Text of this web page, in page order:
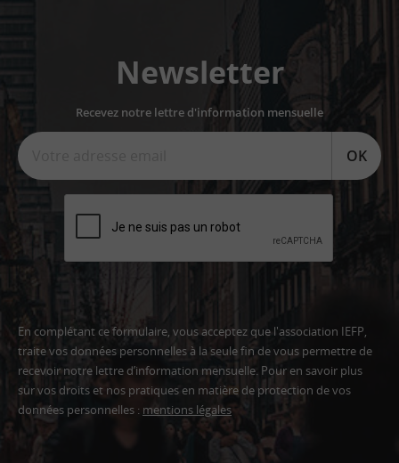
Newsletter
Recevez notre lettre d'information mensuelle
OK
En complétant ce formulaire, vous acceptez que l'association IEFP,
traite vos données personnelles à la seule fin de vous permettre de
recevoir notre lettre d’information mensuelle. Pour en savoir plus
sur vos droits et nos pratiques en matière de protection de vos
données personnelles : mentions légales